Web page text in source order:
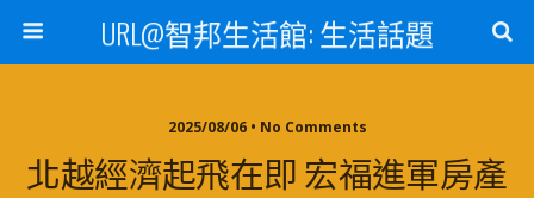
URL@智邦生活館: 生活話題
2025/08/06 • No Comments
北越經濟起飛在即 宏福進軍房產